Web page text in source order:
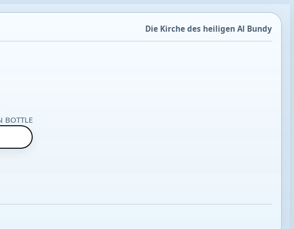
Die Kirche des heiligen Al Bundy
BOTTLE